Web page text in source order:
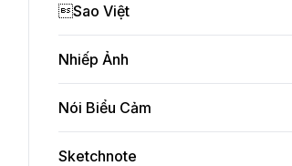
Sao Việt
Nhiếp Ảnh
Nói Biểu Cảm
Sketchnote